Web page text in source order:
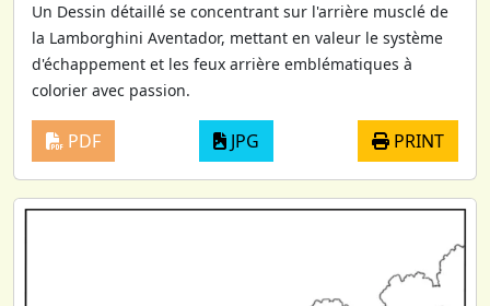
Un Dessin détaillé se concentrant sur l'arrière musclé de
la Lamborghini Aventador, mettant en valeur le système
d'échappement et les feux arrière emblématiques à
colorier avec passion.
PDF JPG PRINT